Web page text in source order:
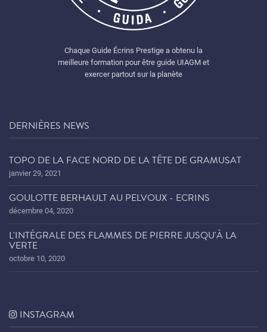
Chaque Guide Écrins Prestige a obtenu la
meilleure formation pour être guide UIAGM et
exercer partout sur la planète
DERNIÈRES NEWS
TOPO DE LA FACE NORD DE LA TÊTE DE GRAMUSAT
janvier 29, 2021
GOULOTTE BERHAULT AU PELVOUX - ECRINS
décembre 04, 2020
L'INTÉGRALE DES FLAMMES DE PIERRE JUSQU'À LA
VERTE
octobre 10, 2020
INSTAGRAM